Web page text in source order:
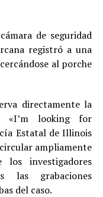
de seguridad
registró a una
al porche
directamente la
«I’m looking for
Estatal de Illinois
ampliamente
investigadores
las grabaciones
del caso.